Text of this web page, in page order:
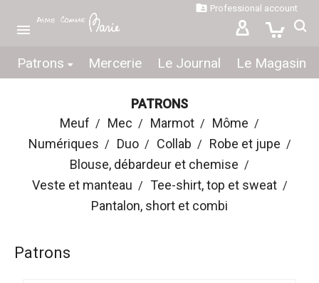
Patrons Mercerie Le Journal Le Magasin
 Professional account

PATRONS
Meuf
Mec Marmot
Môme
Numériques
Duo Collab
Robe et jupe
Blouse, débardeur et chemise
Veste et manteau
Tee-shirt, top et sweat
Pantalon, short et combi
Patrons